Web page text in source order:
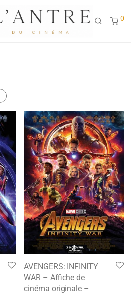
0
AVENGERS: INFINITY
WAR – Affiche de
cinéma originale –